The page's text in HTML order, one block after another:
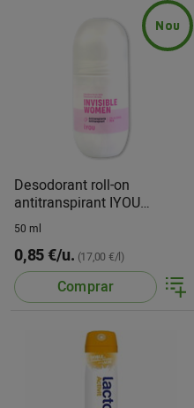
Nou
Desodorant roll-on
antitranspirant IYOU
woman
50 ml
0,85 €/u. (17,00 €/l)
Comprar